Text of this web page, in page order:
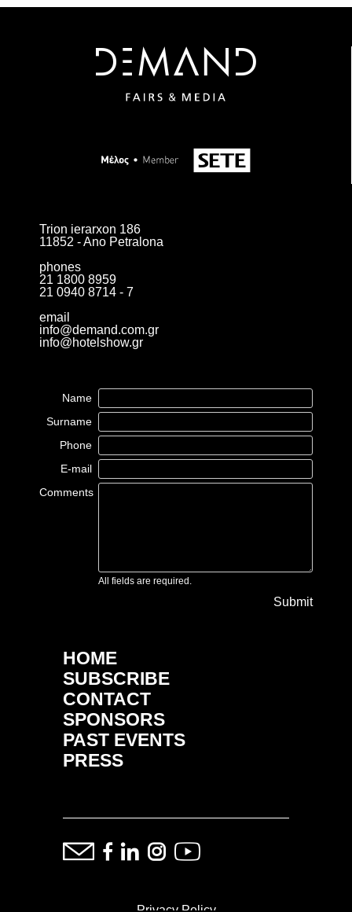
Trion ierarxon 186
11852 - Ano Petralona
phones
21 1800 8959
21 0940 8714 - 7
email
info@demand.com.gr
info@hotelshow.gr
Name
Surname
Phone
E-mail
Comments
All fields are required.
Submit
HOME
SUBSCRIBE
CONTACT
SPONSORS
PAST EVENTS
PRESS